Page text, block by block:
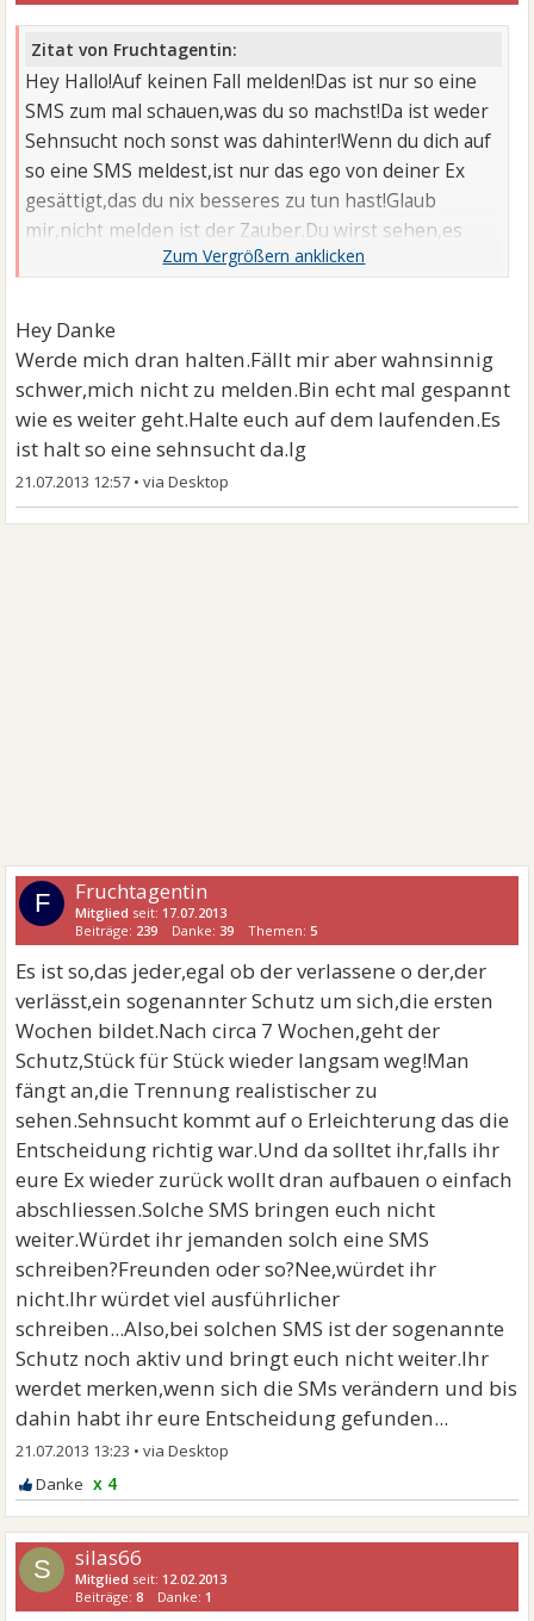
Zitat von Fruchtagentin:
Hey Hallo!Auf keinen Fall melden!Das ist nur so eine
SMS zum mal schauen,was du so machst!Da ist weder
Sehnsucht noch sonst was dahinter!Wenn du dich auf
so eine SMS meldest,ist nur das ego von deiner Ex
gesättigt,das du nix besseres zu tun hast!Glaub
mir,nicht melden ist der Zauber.Du wirst sehen,es
kommen noch viele solcher nixsagender SMS...Du hast
meldest!
Hey Danke
Werde mich dran halten.Fällt mir aber wahnsinnig
schwer,mich nicht zu melden.Bin echt mal gespannt
wie es weiter geht.Halte euch auf dem laufenden.Es
ist halt so eine sehnsucht da.lg
21.07.2013 12:57 •
F Fruchtagentin
Mitglied seit: 17.07.2013
Beiträge: 239 Danke: 39 Themen: 5
Es ist so,das jeder,egal ob der verlassene o der,der
verlässt,ein sogenannter Schutz um sich,die ersten
Wochen bildet.Nach circa 7 Wochen,geht der
Schutz,Stück für Stück wieder langsam weg!Man
fängt an,die Trennung realistischer zu
sehen.Sehnsucht kommt auf o Erleichterung das die
Entscheidung richtig war.Und da solltet ihr,falls ihr
eure Ex wieder zurück wollt dran aufbauen o einfach
abschliessen.Solche SMS bringen euch nicht
weiter.Würdet ihr jemanden solch eine SMS
schreiben?Freunden oder so?Nee,würdet ihr
nicht.Ihr würdet viel ausführlicher
schreiben...Also,bei solchen SMS ist der sogenannte
Schutz noch aktiv und bringt euch nicht weiter.Ihr
werdet merken,wenn sich die SMs verändern und bis
dahin habt ihr eure Entscheidung gefunden...
21.07.2013 13:23 •
x 4
S silas66
Mitglied seit: 12.02.2013
Beiträge:8 Danke: 1